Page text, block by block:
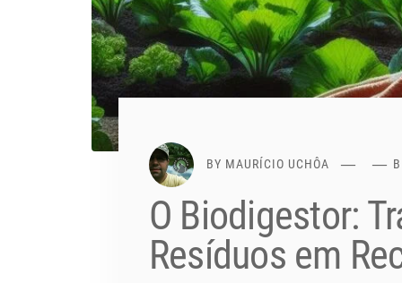
BY MAURÍCIO UCHÔA
O Biodigestor:
Resíduos em